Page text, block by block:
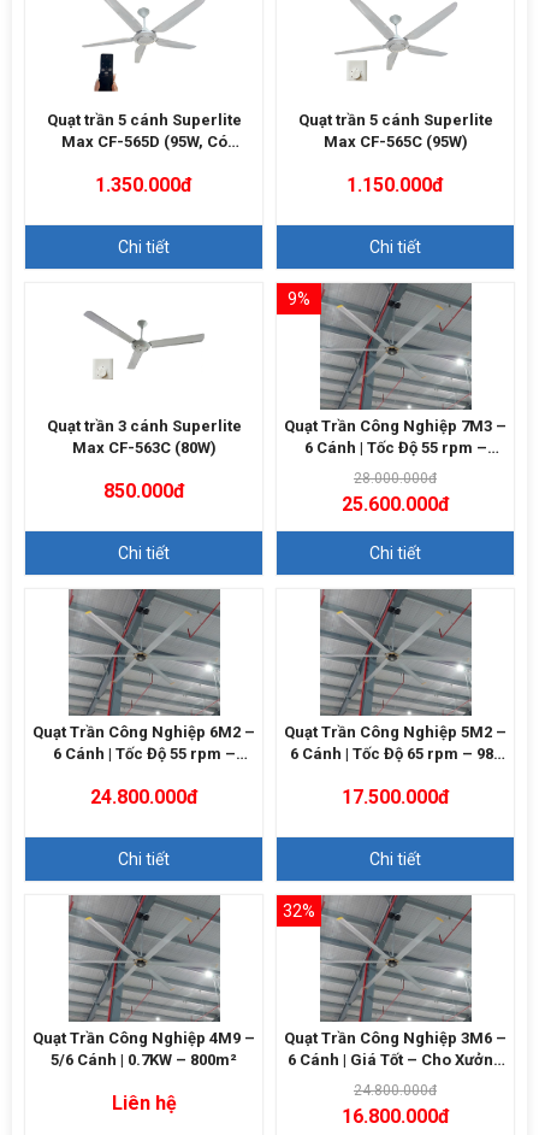
Quạt trần 5 cánh Superlite
Max CF-565D (95W, Có
1.350.000đ
Chi tiết
Quạt trần 5 cánh Superlite
Max CF-565C (95W)
1.150.000đ
Chi tiết
Quạt trần 3 cánh Superlite
Max CF-563C (80W)
850.000đ
Chi tiết
9%
Quạt Trần Công Nghiệp 7M3 –
6 Cánh | Tốc Độ 55 rpm –
13500m3/h
28.000.000đ
25.600.000đ
Chi tiết
Quạt Trần Công Nghiệp 6M2 –
6 Cánh | Tốc Độ 55 rpm –
24.800.000đ
Chi tiết
Quạt Trần Công Nghiệp 5M2 –
6 Cánh | Tốc Độ 65 rpm – 980
17.500.000đ
Chi tiết
Quạt Trần Công Nghiệp 4M9 –
5/6 Cánh | 0.7KW – 800m²
Liên hệ
32%
Quạt Trần Công Nghiệp 3M6 –
6 Cánh | Giá Tốt – Cho Xưởng
Nhỏ
24.800.000đ
16.800.000đ